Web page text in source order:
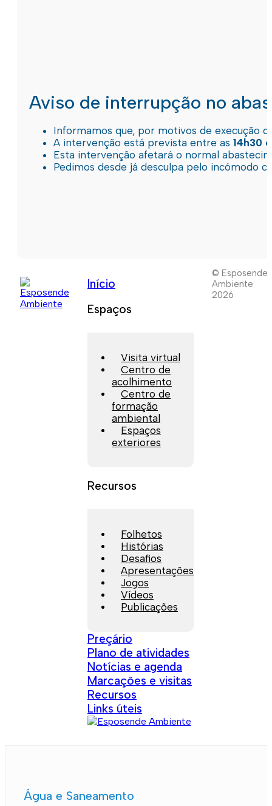
Aviso de interrupção no
Informamos que, por motivos de execução
A intervenção está prevista entre as 14h30
Esta intervenção afetará o normal
Pedimos desde já desculpa pelo incómodo
Início
Espaços
Visita virtual
Centro de
acolhimento
Centro de
formação
ambiental
Espaços
exteriores
Recursos
Folhetos
Histórias
Desafios
Apresentações
Jogos
Vídeos
Publicações
Preçário
Plano de atividades
Notícias e agenda
Marcações e visitas
Recursos
Links úteis
© Esposende
Ambiente
2026
Água e Saneamento